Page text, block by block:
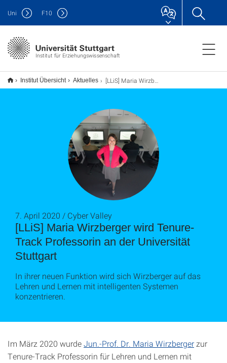
Institut für Erziehungswissenschaft
Uni F10
Institut Übersicht Aktuelles [LLiS] Maria Wirzberger wird Tenure-Track Professorin an der Universität Stuttgart
[LLiS] Maria Wirzberger wird Tenure-
Track Professorin an der Universität
Stuttgart
7. April 2020 / Cyber Valley
In ihrer neuen Funktion wird sich Wirzberger auf das
Lehren und Lernen mit intelligenten Systemen
konzentrieren.
Im März 2020 wurdeJun.-Prof. Dr. Maria Wirzberger zur
Tenure-Track Professorin für Lehren und Lernen mit